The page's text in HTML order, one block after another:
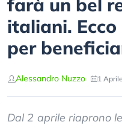
farà un bel
italiani.
per
Alessandro Nuzzo 1
Dal 2 aprile riaprono